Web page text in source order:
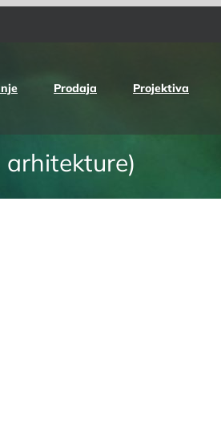
Prodaja Projektiva
arhitekture)